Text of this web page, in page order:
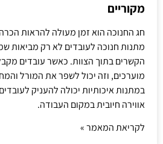
מקוריים
חג החנוכה הוא זמן מעולה להראות
מתנות חנוכה לעובדים לא רק מביאות
הקשרים בתוך הצוות. כאשר עובדים
מוערכים, וזה יכול לשפר את המורל
במתנות איכותיות יכולה להעניק
אווירה חיובית במקום העבודה.
לקריאת המאמר »